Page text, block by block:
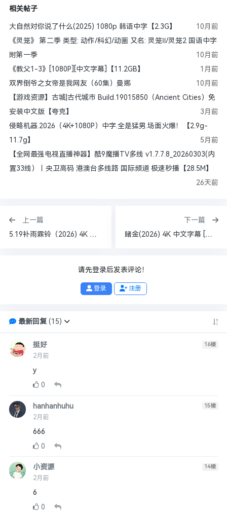
相关帖子
大自然对你说了什么(2025) 1080p 韩语中字【2.3G】
10月前
《灵笼》 第二季 类型: 动作/科幻/动画 又名: 灵笼Ⅱ/灵笼2 国语中字
附第一季
10月前
《教父1-3》[1080P][中文字幕]【11.2GB】
1月前
双界倒爷之女帝是我网友（60集）曼娜
10月前
【游戏资源】古城|古代城市 Build.19015850（Ancient Cities）免
安装中文版【夸克】
3月前
侵略机器.2026（4K+1080P）中字.全是猛男.场面火爆！【2.9g-
11.7g】
5月前
【全网最强电视直播神器】酷9魔播TV多线 v1.7.7.8_20260303(内
置33线）丨央卫高码 港澳台多线路 国际频道 极速秒播【28.5M】
26天前
上一篇
5.19补雨霖铃（2026) 4K 更至最新集【武侠/古装】【杨洋/章若楠】
下一篇
赌金(2026) 4K 中文字幕 [韩国] [剧情/惊悚/犯罪] [单集约1.5GB]
请先登录后发表评论！
登录 注册
最新回复( 15)
挺好
2月前
16楼
y
0
hanhanhuhu
2月前
15楼
666
0
小资源
2月前
14楼
6
0